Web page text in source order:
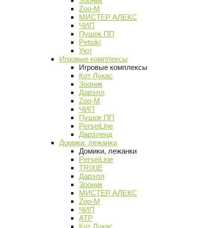
Zoo-M
МИСТЕР АЛЕКС
ЧИП
Пушок ПП
Petsiki
Уют
Игровые комплексы
Игровые комплексы
Кот Лукас
Зооник
Дарэлл
Zoo-M
ЧИП
Пушок ПП
PerseiLine
Дарэленд
Домики, лежанки
Домики, лежанки
PerseiLine
TRIXIE
Дарэлл
Зооник
МИСТЕР АЛЕКС
Zoo-M
ЧИП
АТР
Кот Лукас